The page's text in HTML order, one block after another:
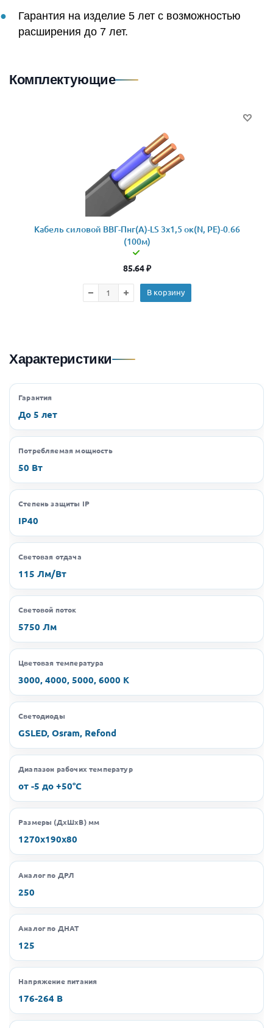
Гарантия на изделие 5 лет с возможностью
расширения до 7 лет.
Комплектующие
Кабель силовой ВВГ-Пнг(А)-LS 3x1,5 ок(N, PE)-0.66
(100м)
85.64₽
В корзину
Характеристики
Гарантия
До 5 лет
Потребляемая мощность
50 Вт
Степень защиты IP
IP40
Световая отдача
115 Лм/Вт
Световой поток
5750 Лм
Цветовая температура
3000, 4000, 5000, 6000 K
Светодиоды
GSLED, Osram, Refond
Диапазон рабочих температур
от -5 до +50°C
Размеры (ДхШхВ) мм
1270х190х80
Аналог по ДРЛ
250
Аналог по ДНАТ
125
Напряжение питания
176-264 В